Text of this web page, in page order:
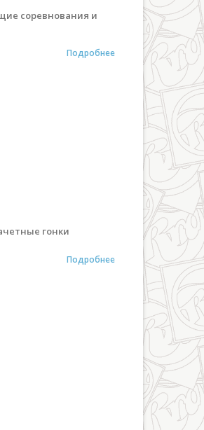
соревнования и
Подробнее
гонки
Подробнее